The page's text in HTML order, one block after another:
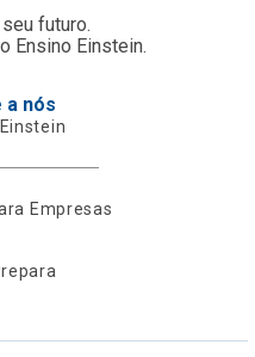
futuro.
Ensino Einstein.
a nós
Empresas